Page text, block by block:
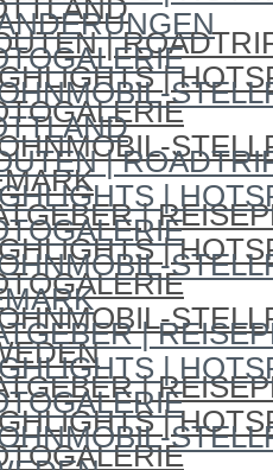
|
|
|
|
|
|
|
|
|
|